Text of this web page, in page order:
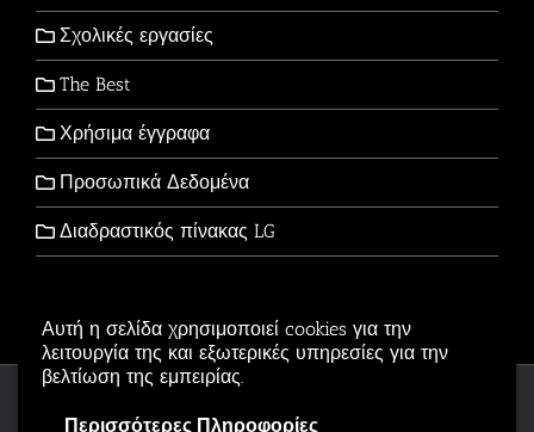
Αυτή η σελίδα χρησιμοποιεί cookies για την
λειτουργία της και εξωτερικές υπηρεσίες για την
βελτίωση της εμπειρίας.
Περισσότερες Πληροφορίες
Σχολικές εργασίες
The Best
Χρήσιμα έγγραφα
Προσωπικά Δεδομένα
Διαδραστικός πίνακας LG
Αρβανιτίδης Θεόδωρος Powered by